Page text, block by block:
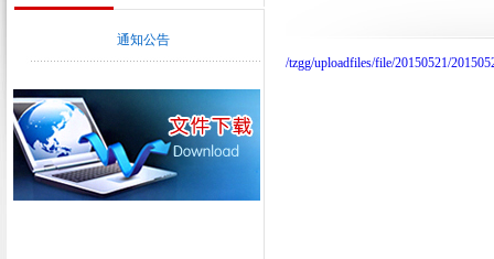
通知公告
/tzgg/uploadfiles/file/20150521/